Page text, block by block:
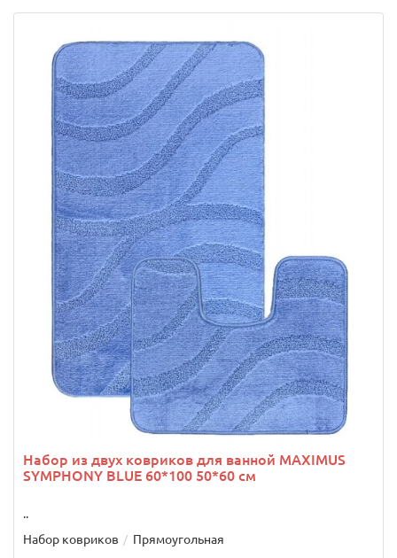
Набор из двух ковриков для ванной MAXIMUS
SYMPHONY BLUE 60*100 50*60 см
..
Набор ковриков
Прямоугольная